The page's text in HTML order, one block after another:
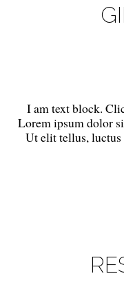
I am text block.
Lorem ipsum dolor
Ut elit tellus,